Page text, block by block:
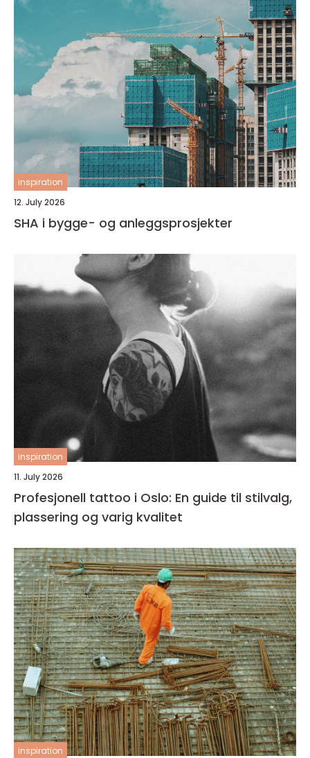
inspiration
12. July 2026
SHA i bygge- og anleggsprosjekter
inspiration
11. July 2026
Profesjonell tattoo i Oslo: En guide til stilvalg,
plassering og varig kvalitet
inspiration